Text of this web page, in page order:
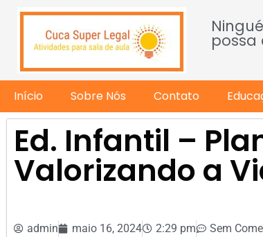
possa
Início Sobre Nós Contato
Ed. Infantil –
Valorizando a
admin maio 16, 2024 2:29 pm Sem